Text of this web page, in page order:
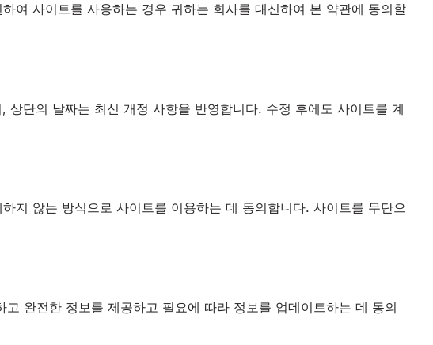
여 사이트를 사용하는 경우 귀하는 회사를 대신하여 본 약관에 동의할
단의 날짜는 최신 개정 사항을 반영합니다. 수정 후에도 사이트를 계
지 않는 방식으로 사이트를 이용하는 데 동의합니다. 사이트를 무단으
완전한 정보를 제공하고 필요에 따라 정보를 업데이트하는 데 동의